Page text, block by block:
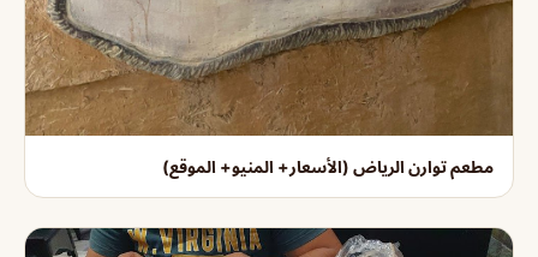
مطعم توارن الرياض (الأسعار+ المنيو+ الموقع)